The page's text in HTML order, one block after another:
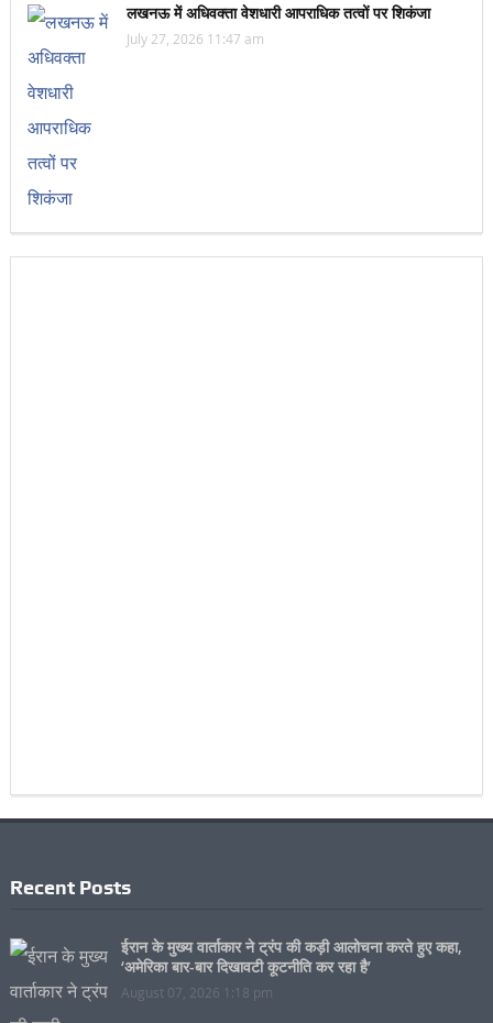
लखनऊ में अधिवक्ता वेशधारी आपराधिक तत्वों पर शिकंजा
July 27, 2026 11:47 am
Recent Posts
ईरान के मुख्य वार्ताकार ने ट्रंप की कड़ी आलोचना करते हुए कहा,
‘अमेरिका बार-बार दिखावटी कूटनीति कर रहा है’
August 07, 2026 1:18 pm